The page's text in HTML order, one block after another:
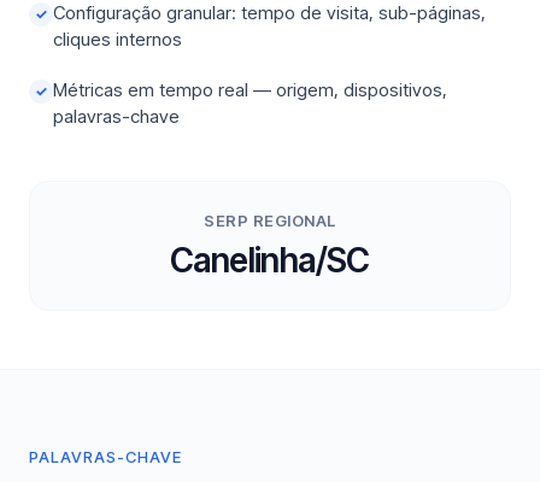
✓ Configuração granular: tempo de visita, sub-páginas,
cliques internos
✓ Métricas em tempo real — origem, dispositivos,
palavras-chave
SERP REGIONAL
Canelinha/SC
PALAVRAS-CHAVE